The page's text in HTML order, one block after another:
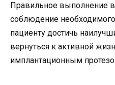
Правильное выполнение
соблюдение
пациенту достичь
вернуться к активной
имплантационным